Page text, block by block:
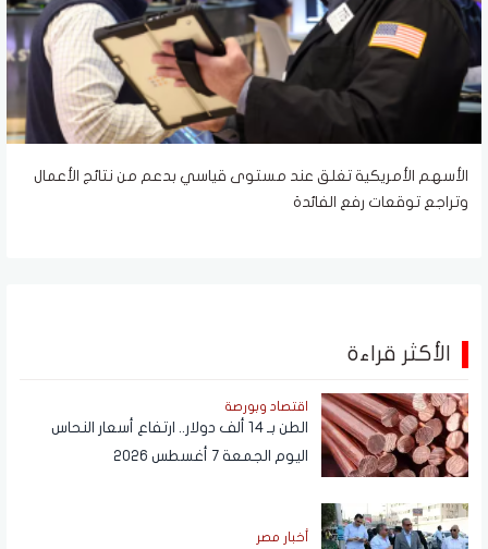
الأسهم الأمريكية تغلق عند مستوى قياسي بدعم من نتائج الأعمال
وتراجع توقعات رفع الفائدة
الأكثر قراءة
اقتصاد وبورصة
الطن بـ 14 ألف دولار.. ارتفاع أسعار النحاس
اليوم الجمعة 7 أغسطس 2026
أخبار مصر